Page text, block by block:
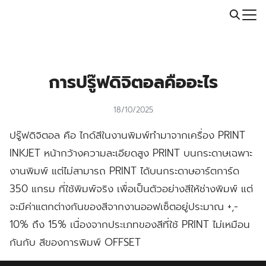
Call: 064-246-5614 | Line: @thaiprintshop
การปรู๊ฟดิจิตอลคืออะไร
18/10/2025
ปรู๊ฟดิจิตอล คือ ไกด์สีในงานพิมพ์ทำมาจากเครื่อง PRINT
INKJET หน้ากว้างความละเอียดสูง PRINT บนกระดาษเฉพาะ
งานพิมพ์ แต่ไม่สามารถ PRINT ได้บนกระดาษอาร์ตการ์ด
350 แกรม ที่ใช้พิมพ์จริง เพื่อเป็นตัวอย่างสีให้ช่างพิมพ์ แต่
จะมีค่าแตกต่างกันของสีจากงานออฟเซ็ตอยู่ประมาณ +,-
10% ถึง 15% เนื่องจากประเภทของสีที่ใช้ PRINT ไม่เหมือน
กันกับ สีของการพิมพ์ OFFSET